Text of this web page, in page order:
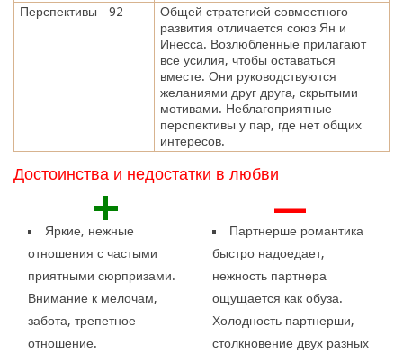
Перспективы
92
Общей стратегией совместного
развития отличается союз Ян и
Инесса. Возлюбленные прилагают
все усилия, чтобы оставаться
вместе. Они руководствуются
желаниями друг друга, скрытыми
мотивами. Неблагоприятные
перспективы у пар, где нет общих
интересов.
Достоинства и недостатки в любви
+
Яркие, нежные
отношения с частыми
приятными сюрпризами.
Внимание к мелочам,
забота, трепетное
отношение.
—
Партнерше романтика
быстро надоедает,
нежность партнера
ощущается как обуза.
Холодность партнерши,
столкновение двух разных